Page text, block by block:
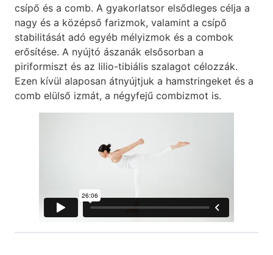
csípő és a comb. A gyakorlatsor elsődleges célja a
nagy és a középső farizmok, valamint a csípő
stabilitását adó egyéb mélyizmok és a combok
erősítése. A nyújtó ászanák elsősorban a
piriformiszt és az Iilio-tibiális szalagot célozzák.
Ezen kívül alaposan átnyújtjuk a hamstringeket és a
comb elülső izmát, a négyfejű combizmot is.